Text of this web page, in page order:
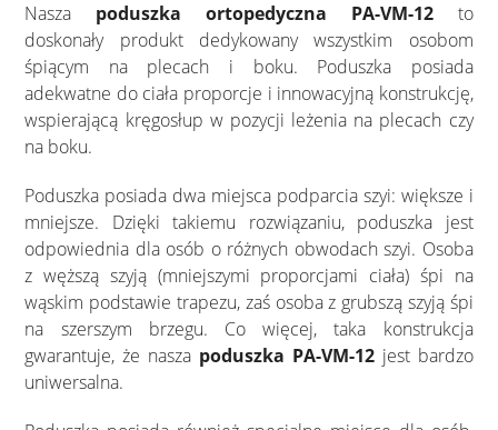
Nasza poduszka ortopedyczna PA-VM-12to
doskonały produkt dedykowany wszystkim osobom
śpiącym na plecach i boku. Poduszka posiada
adekwatne do ciała proporcje i innowacyjną konstrukcję,
wspierającą kręgosłup w pozycji leżenia na plecach czy
na boku.
Poduszka posiada dwa miejsca podparcia szyi: większe i
mniejsze. Dzięki takiemu rozwiązaniu, poduszka jest
odpowiednia dla osób o różnych obwodach szyi. Osoba
z węższą szyją (mniejszymi proporcjami ciała) śpi na
wąskim podstawie trapezu, zaś osoba z grubszą szyją śpi
na szerszym brzegu. Co więcej, taka konstrukcja
gwarantuje, że nasza poduszka PA-VM-12jest bardzo
uniwersalna.